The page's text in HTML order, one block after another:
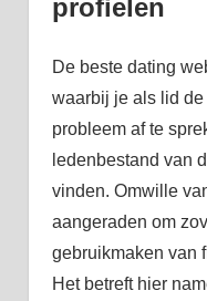
profielen
De beste dating
waarbij je als lid
probleem af te
ledenbestand van
vinden. Omwille
aangeraden om
gebruikmaken van
Het betreft hier